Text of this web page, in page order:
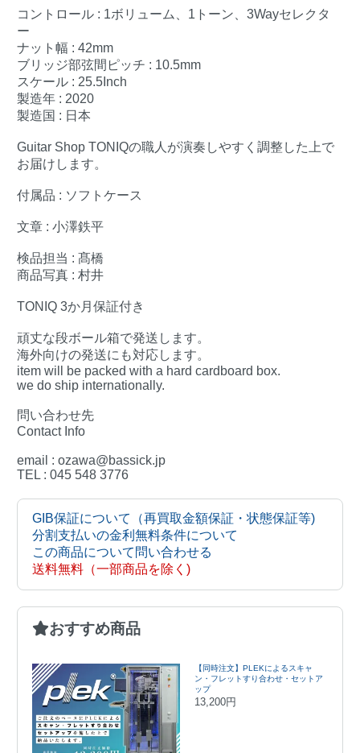
コントロール : 1ボリューム、1トーン、3Wayセレクタ
ー
ナット幅 : 42mm
ブリッジ部弦間ピッチ : 10.5mm
スケール : 25.5Inch
製造年 : 2020
製造国 : 日本
Guitar Shop TONIQの職人が演奏しやすく調整した上で
お届けします。
付属品 : ソフトケース
文章 : 小澤鉄平
検品担当 : 髙橋
商品写真 : 村井
TONIQ 3か月保証付き
頑丈な段ボール箱で発送します。
海外向けの発送にも対応します。
item will be packed with a hard cardboard box.
we do ship internationally.
問い合わせ先
Contact Info
email : ozawa@bassick.jp
TEL : 045 548 3776
GIB保証について（再買取金額保証・状態保証等)
分割支払いの金利無料条件について
この商品について問い合わせる
送料無料（一部商品を除く)
おすすめ商品
【同時注文】PLEKによるスキャ
ン・フレットすり合わせ・セットア
ップ
13,200円